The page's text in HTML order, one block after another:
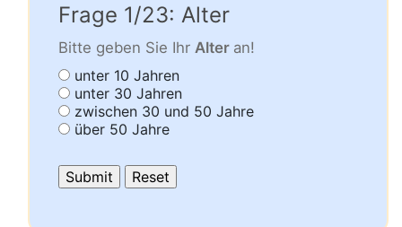
Frage 1/23: Alter
Bitte geben Sie Ihr Alter an!
unter 10 Jahren
unter 30 Jahren
zwischen 30 und 50 Jahre
über 50 Jahre